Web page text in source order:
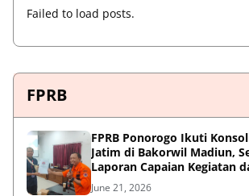
Failed to load posts.
FPRB
FPRB Ponorogo Ikuti
Jatim di Bakorwil Madiun,
Laporan Capaian Kegiatan
Sinergi Pentahelix
June 21, 2026